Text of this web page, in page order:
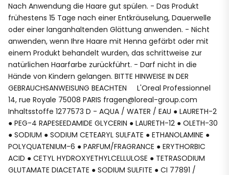
Nach Anwendung die Haare gut spülen. - Das Produkt
frühestens 15 Tage nach einer Entkräuselung, Dauerwelle
oder einer langanhaltenden Glättung anwenden. - Nicht
anwenden, wenn Ihre Haare mit Henna gefärbt oder mit
einem Produkt behandelt wurden, das schrittweise zur
natürlichen Haarfarbe zurückführt. - Darf nicht in die
Hände von Kindern gelangen. BITTE HINWEISE IN DER
GEBRAUCHSANWEISUNG BEACHTEN L'Oreal Professionnel
14, rue Royale 75008 PARIS fragen@loreal-group.com
Inhaltsstoffe 1277573 D - AQUA / WATER / EAU ● LAURETH-2
● PEG-4 RAPESEEDAMIDE GLYCERIN ● LAURETH-12 ● OLETH-30
● SODIUM ● SODIUM CETEARYL SULFATE ● ETHANOLAMINE ●
POLYQUATENIUM-6 ● PARFUM/FRAGRANCE ● ERYTHORBIC
ACID ● CETYL HYDROXYETHYLCELLULOSE ● TETRASODIUM
GLUTAMATE DIACETATE ● SODIUM SULFITE ● CI 77891 /